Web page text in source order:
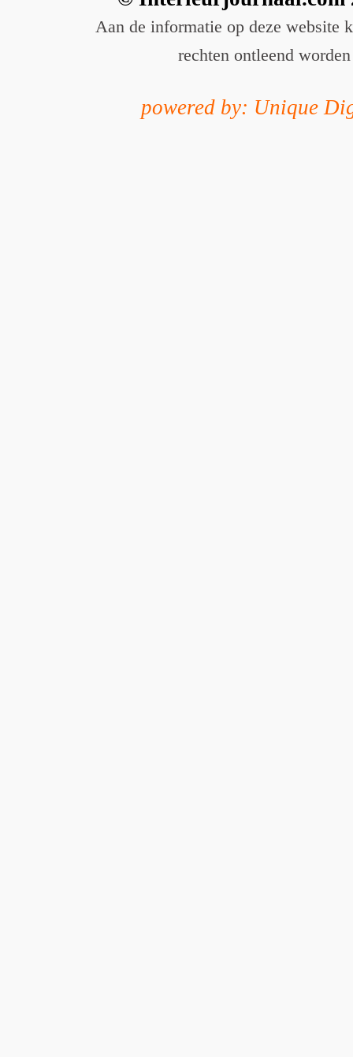
Aan de informatie op deze website
rechten ontleend worden
powered by: Unique